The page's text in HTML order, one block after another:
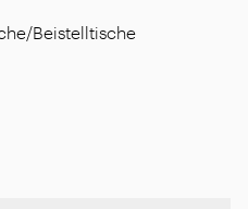
Beistelltische